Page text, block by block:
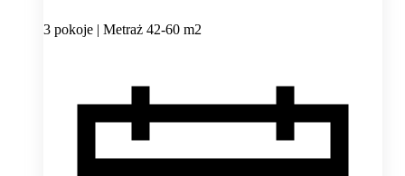
3 pokoje | Metraż 42-60 m2